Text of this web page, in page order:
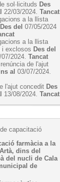
sol·licituds Des
22/03/2024. Tancat
a la llista
Des del 07/05/2024
a la llista
i exclosos Des del
07/2024. Tancat
de l'ajut
al 03/07/2024.
l'ajut concedit Des
13/08/2024. Tancat
capacitació
farmàcia a la
dins del
del nucli de Cala
de